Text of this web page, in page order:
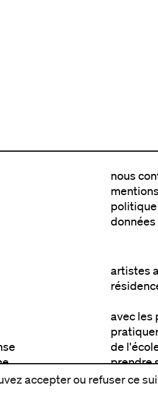
nous
données
artistes
avec les
de
prendre
aller plus
accepter ou refuser ce